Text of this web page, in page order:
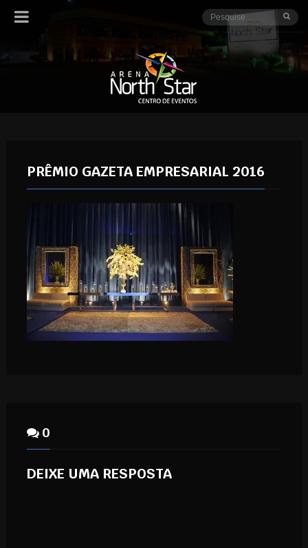
PRÊMIO GAZETA EMPRESARIAL 2016
0
DEIXE UMA RESPOSTA